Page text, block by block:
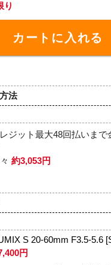
り
カートに入れる
法
ジット最大48回払いまで
約3,053円
S 20-60mm F3.5-5.6
円